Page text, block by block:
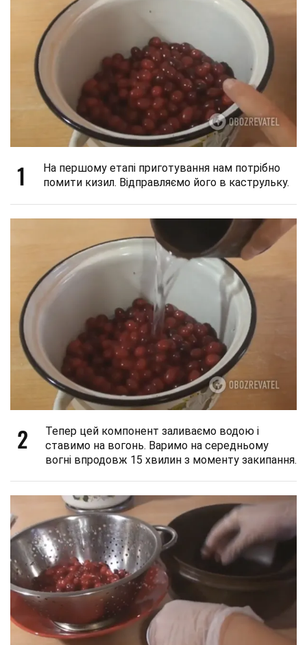
1
На першому етапі приготування нам потрібно
помити кизил. Відправляємо його в каструльку.
2
Тепер цей компонент заливаємо водою і
ставимо на вогонь. Варимо на середньому
вогні впродовж 15 хвилин з моменту закипання.